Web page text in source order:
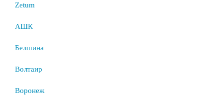
Zetum
АШК
Белшина
Волтаир
Воронеж